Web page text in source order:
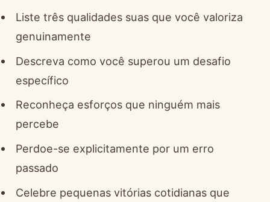
Liste três qualidades suas que você valoriza
genuinamente
Descreva como você superou um desafio
específico
Reconheça esforços que ninguém mais
percebe
Perdoe-se explicitamente por um erro
passado
Celebre pequenas vitórias cotidianas que